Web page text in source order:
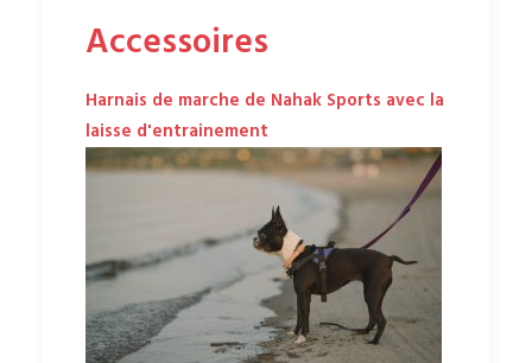
Accessoires
Harnais de marche de Nahak Sports avec la
laisse d'entrainement